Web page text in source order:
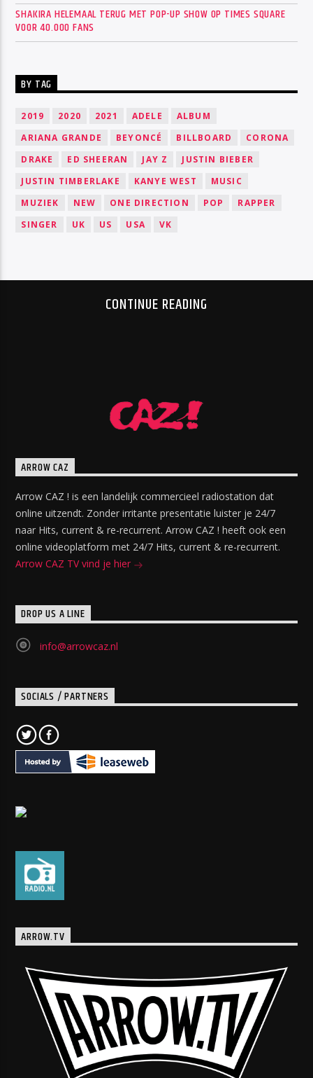
SHAKIRA HELEMAAL TERUG MET POP-UP SHOW OP TIMES SQUARE
VOOR 40.000 FANS
BY TAG
2019 2020 2021 ADELE
ALBUM
ARIANA GRANDE
BEYONCÉ BILLBOARD
CORONA
DRAKE
ED SHEERAN JAY Z
JUSTIN BIEBER
JUSTIN TIMBERLAKE
KANYE WEST
MUSIC
MUZIEK
NEW ONE DIRECTION POP
RAPPER
SINGER
UK US USA VK
CONTINUE READING
ARROW CAZ
Arrow CAZ ! is een landelijk commercieel radiostation dat
online uitzendt. Zonder irritante presentatie luister je 24/7
naar Hits, current & re-recurrent. Arrow CAZ ! heeft ook een
online videoplatform met 24/7 Hits, current & re-recurrent.
Arrow CAZ TV vind je hier
DROP US A LINE
info@arrowcaz.nl
SOCIALS / PARTNERS
ARROW.TV